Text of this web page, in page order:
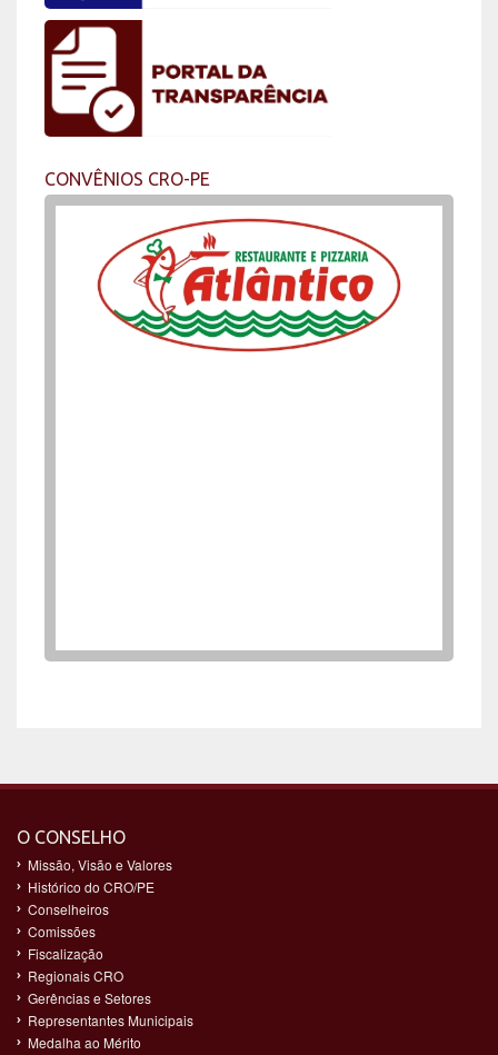
CONVÊNIOS CRO-PE
O CONSELHO
Missão, Visão e Valores
Histórico do CRO/PE
Conselheiros
Comissões
Fiscalização
Regionais CRO
Gerências e Setores
Representantes Municipais
Medalha ao Mérito